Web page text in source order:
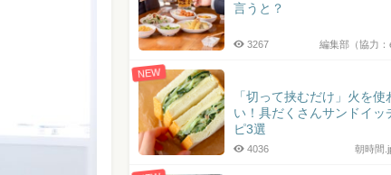
言うと？
編集部（協力：
3267
NEW
「切って挟むだけ」火を使
い！具だくさんサンドイッ
ピ3選
朝時間
4036